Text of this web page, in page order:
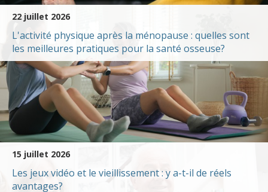
22 juillet 2026
L'activité physique après la ménopause : quelles sont
les meilleures pratiques pour la santé osseuse?
15 juillet 2026
Les jeux vidéo et le vieillissement : y a-t-il de réels
avantages?